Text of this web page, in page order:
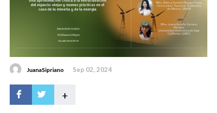
JuanaSipriano Sep 02, 2024
+